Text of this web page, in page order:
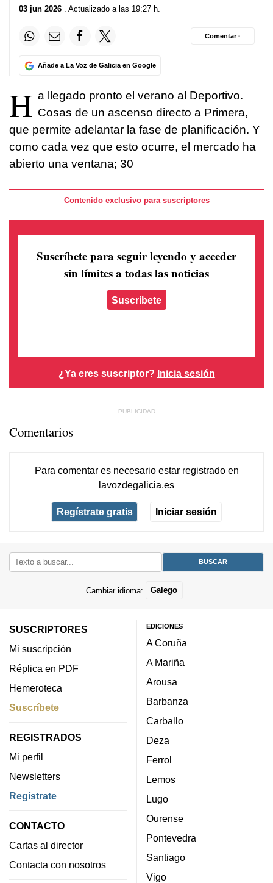
03 jun 2026 . Actualizado a las 19:27 h.
Añade a La Voz de Galicia en Google
Comentar ·
H a llegado pronto el verano al Deportivo.
Cosas de un ascenso directo a Primera,
que permite adelantar la fase de planificación. Y
como cada vez que esto ocurre, el mercado ha
abierto una ventana; 30
Contenido exclusivo para suscriptores
Suscríbete para seguir leyendo y acceder
sin límites a todas las noticias
Suscríbete
¿Ya eres suscriptor? Inicia sesión
Comentarios
Para comentar es necesario estar registradoen
lavozdegalicia.es
Regístrate gratis Iniciar sesión
Cambiar idioma: Galego
SUSCRIPTORES
Mi suscripción
Réplica en PDF
Hemeroteca
Suscríbete
REGISTRADOS
Mi perfil
Newsletters
Regístrate
CONTACTO
Cartas al director
Contacta con nosotros
EDICIONES
A Coruña
A Mariña
Arousa
Barbanza
Carballo
Deza
Ferrol
Lemos
Lugo
Ourense
Pontevedra
Santiago
Vigo